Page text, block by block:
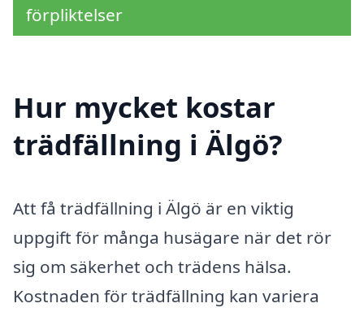
förpliktelser
Hur mycket kostar
trädfällning i Älgö?
Att få trädfällning i Älgö är en viktig
uppgift för många husägare när det rör
sig om säkerhet och trädens hälsa.
Kostnaden för trädfällning kan variera